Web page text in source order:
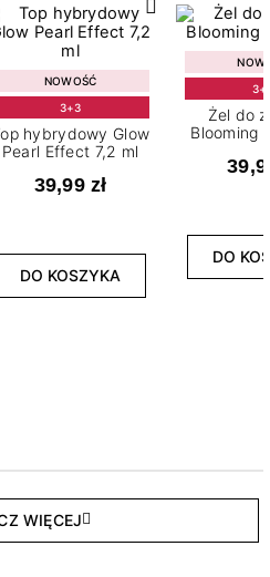
NOWOŚĆ
3+3
hybrydowy Glow
Pearl Effect 7,2 ml
39,99 zł
DO KOSZYKA
Żel do
Blooming
DO
WIĘCEJ